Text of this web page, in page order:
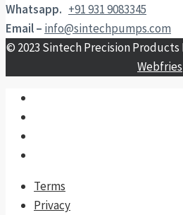
Whatsapp. +91 931 9083345
Email – info@sintechpumps.com
© 2023 Sintech Precision
Webfries
Terms
Privacy